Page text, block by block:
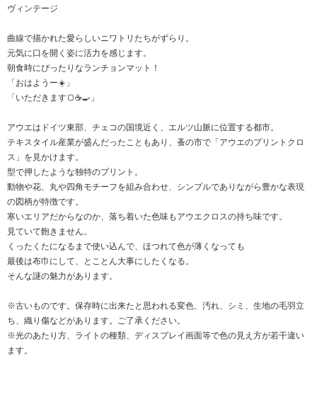
ヴィンテージ
曲線で描かれた愛らしいニワトリたちがずらり。
元気に口を開く姿に活力を感じます。
朝食時にぴったりなランチョンマット！
「おはようー☀️」
「いただきます🍞☕️🍳」
アウエはドイツ東部、チェコの国境近く、エルツ山脈に位置する都市。
テキスタイル産業が盛んだったこともあり、蚤の市で「アウエのプリントクロ
ス」を見かけます。
型で押したような独特のプリント。
動物や花、丸や四角モチーフを組み合わせ、シンプルでありながら豊かな表現
の図柄が特徴です。
寒いエリアだからなのか、落ち着いた色味もアウエクロスの持ち味です。
見ていて飽きません。
くったくたになるまで使い込んで、ほつれて色が薄くなっても
最後は布巾にして、とことん大事にしたくなる。
そんな謎の魅力があります。
※古いものです。保存時に出来たと思われる変色、汚れ、シミ、生地の毛羽立
ち、織り傷などがあります。ご了承ください。
※光のあたり方、ライトの種類、ディスプレイ画面等で色の見え方が若干違い
ます。